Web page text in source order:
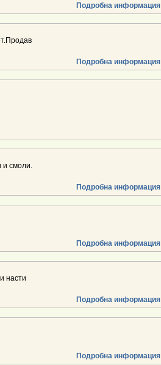
Подробна информация
Подробна информация
смоли.
Подробна информация
Подробна информация
насти
Подробна информация
Подробна информация